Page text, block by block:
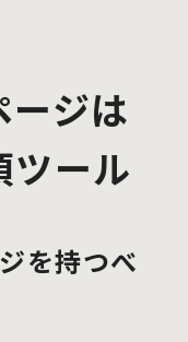
ジは
ツール
を持つべ